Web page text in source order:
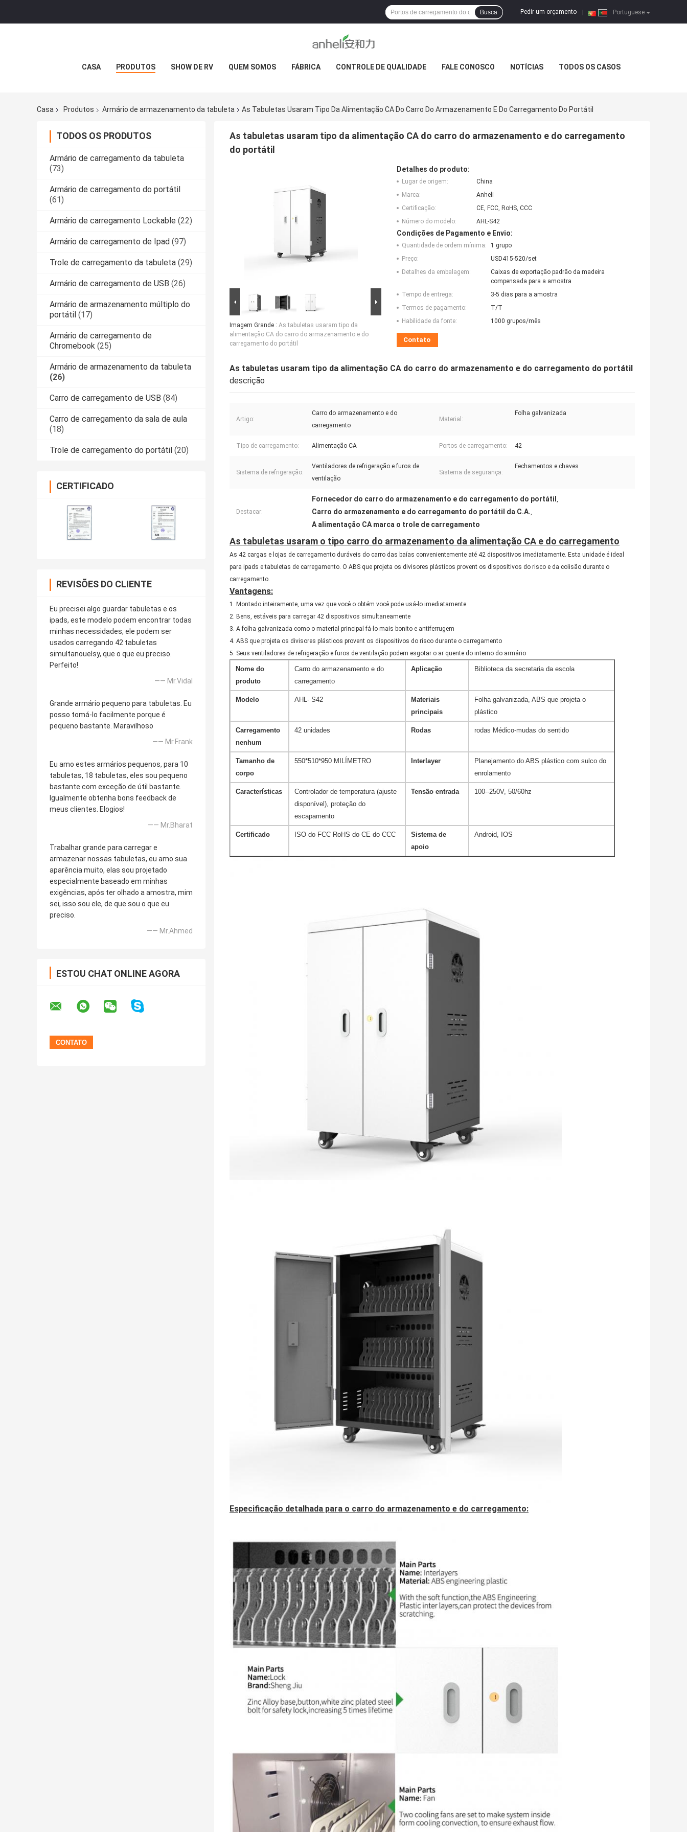
Portuguese
Pedir um orçamento
Busca
CASA PRODUTOS SHOW DE RV QUEM SOMOS FÁBRICA CONTROLE DE QUALIDADE FALE CONOSCO NOTÍCIAS TODOS OS CASOS
Casa Produtos Armário de armazenamento da tabuleta As Tabuletas Usaram Tipo Da Alimentação CA Do Carro Do Armazenamento E Do Carregamento Do Portátil
TODOS OS PRODUTOS
Armário de carregamento da tabuleta
(73)
Armário de carregamento do portátil
(61)
Armário de carregamento Lockable (22)
Armário de carregamento de Ipad (97)
Trole de carregamento da tabuleta (29)
Armário de carregamento de USB (26)
Armário de armazenamento múltiplo do
portátil (17)
Armário de carregamento de
Chromebook (25)
Armário de armazenamento da tabuleta
(26)
Carro de carregamento de USB (84)
Carro de carregamento da sala de aula
(18)
Trole de carregamento do portátil (20)
CERTIFICADO
REVISÕES DO CLIENTE
Eu precisei algo guardar tabuletas e os
ipads, este modelo podem encontrar todas
minhas necessidades, ele podem ser
usados carregando 42 tabuletas
simultanouelsy, que o que eu preciso.
Perfeito!
—— Mr.Vidal
Grande armário pequeno para tabuletas. Eu
posso tomá-lo facilmente porque é
pequeno bastante. Maravilhoso
—— Mr.Frank
Eu amo estes armários pequenos, para 10
tabuletas, 18 tabuletas, eles sou pequeno
bastante com exceção de útil bastante.
Igualmente obtenha bons feedback de
meus clientes. Elogios!
—— Mr.Bharat
Trabalhar grande para carregar e
armazenar nossas tabuletas, eu amo sua
aparência muito, elas sou projetado
especialmente baseado em minhas
exigências, após ter olhado a amostra, mim
sei, isso sou ele, de que sou o que eu
preciso.
—— Mr.Ahmed
ESTOU CHAT ONLINE AGORA
As tabuletas usaram tipo da alimentação CA do carro do armazenamento e do carregamento
do portátil
Imagem Grande : As tabuletas usaram tipo da
alimentação CA do carro do armazenamento e do
carregamento do portátil
Detalhes do produto:
Lugar de origem:
China
Marca:
Anheli
Certificação:
CE, FCC, RoHS, CCC
Número do modelo:
AHL-S42
Condições de Pagamento e Envio:
Quantidade de ordem mínima:
1 grupo
Preço:
USD415-520/set
Detalhes da embalagem:
Caixas de exportação padrão da madeira
compensada para a amostra
Tempo de entrega:
3-5 dias para a amostra
Termos de pagamento:
T/T
Habilidade da fonte:
1000 grupos/mês
Contato
As tabuletas usaram tipo da alimentação CA do carro do armazenamento e do carregamento do portátil
descrição
Artigo:
Carro do armazenamento e do
carregamento
Material:
Folha galvanizada
Tipo de carregamento: Alimentação CA Portos de carregamento: 42
Sistema de refrigeração:
Ventiladores de refrigeração e furos de
ventilação
Sistema de segurança:
Fechamentos e chaves
Destacar:
Fornecedor do carro do armazenamento e do carregamento do portátil ,
Carro do armazenamento e do carregamento do portátil da C.A.,
A alimentação CA marca o trole de carregamento
As tabuletas usaram o tipo carro do armazenamento da alimentação CA e do carregamento
As 42 cargas e lojas de carregamento duráveis do carro das baías convenientemente até 42 dispositivos imediatamente. Esta unidade é ideal
para ipads e tabuletas de carregamento. O ABS que projeta os divisores plásticos provent os dispositivos do risco e da colisão durante o
carregamento.
Vantagens:
1. Montado inteiramente, uma vez que você o obtém você pode usá-lo imediatamente
2. Bens, estáveis para carregar 42 dispositivos simultaneamente
3. A folha galvanizada como o material principal fá-lo mais bonito e antiferrugem
4. ABS que projeta os divisores plásticos provent os dispositivos do risco durante o carregamento
5. Seus ventiladores de refrigeração e furos de ventilação podem esgotar o ar quente do interno do armário
Nome do
produto
Carro do armazenamento e do
carregamento
Aplicação Biblioteca da secretaria da escola
Modelo AHL- S42
Materiais
principais
Folha galvanizada, ABS que projeta o
plástico
Carregamento
nenhum
42 unidades Rodas rodas Médico-mudas do sentido
Tamanho de
corpo
550*510*950 MILÍMETRO Interlayer
Planejamento do ABS plástico com sulco do
enrolamento
Características
Controlador de temperatura (ajuste
disponível), proteção do
escapamento
Tensão entrada 100--250V, 50/60hz
Certificado ISO do FCC RoHS do CE do CCC
Sistema de
apoio
Android, IOS
Especificação detalhada para o carro do armazenamento e do carregamento: